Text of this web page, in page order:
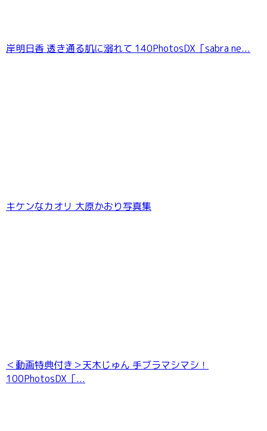
岸明日香 透き通る肌に溺れて 140PhotosDX［sabra ne...
キケンなカオリ 大原かおり写真集
＜動画特典付き＞天木じゅん 手ブラマシマシ！
100PhotosDX［...